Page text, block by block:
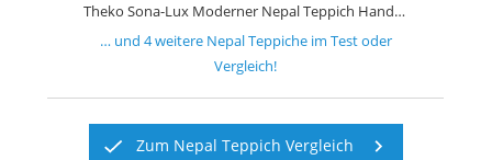
Theko Sona-Lux Moderner Nepal Teppich Handarbeit Honig
… und 4weitere Nepal Teppicheim Test oder
Vergleich!
Zum Nepal Teppich Vergleich